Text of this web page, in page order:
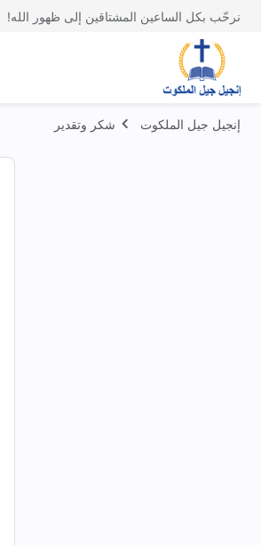
نرحّب بكل الساعين المشتاقين إلى ظهور الله!
إنجيل جيل الملكوت شكر وتقدير